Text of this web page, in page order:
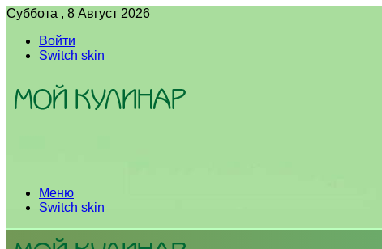
Суббота , 8 Август 2026
Войти
Switch skin
Меню
Switch skin